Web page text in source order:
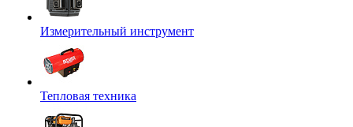
Измерительный инструмент
Тепловая техника